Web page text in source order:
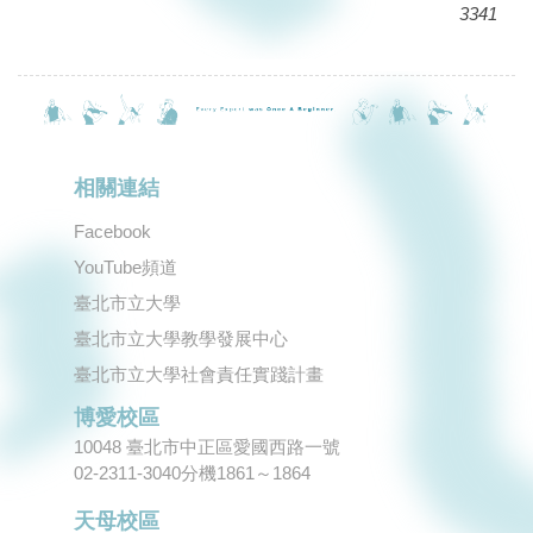
3341
相關連結
Facebook
YouTube頻道
臺北市立大學
臺北市立大學教學發展中心
臺北市立大學社會責任實踐計畫
博愛校區
10048 臺北市中正區愛國西路一號
02-2311-3040分機1861～1864
天母校區